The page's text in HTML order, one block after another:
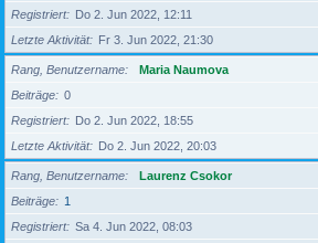
Registriert
Do 2. Jun 2022, 12:11
Letzte Aktivität
Fr 3. Jun 2022, 21:30
Rang, Benutzername
Maria Naumova
Beiträge
0
Registriert
Do 2. Jun 2022, 18:55
Letzte Aktivität
Do 2. Jun 2022, 20:03
Rang, Benutzername
Laurenz Csokor
Beiträge
1
Registriert
Sa 4. Jun 2022, 08:03